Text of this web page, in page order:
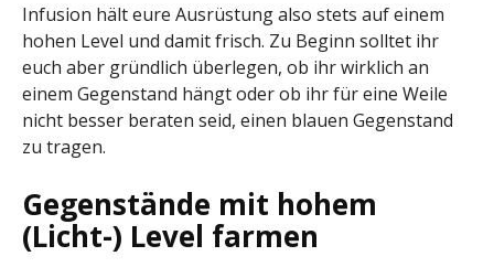
Infusion hält eure Ausrüstung also stets auf einem
hohen Level und damit frisch. Zu Beginn solltet ihr
euch aber gründlich überlegen, ob ihr wirklich an
einem Gegenstand hängt oder ob ihr für eine Weile
nicht besser beraten seid, einen blauen Gegenstand
zu tragen.
Gegenstände mit hohem
(Licht-) Level farmen